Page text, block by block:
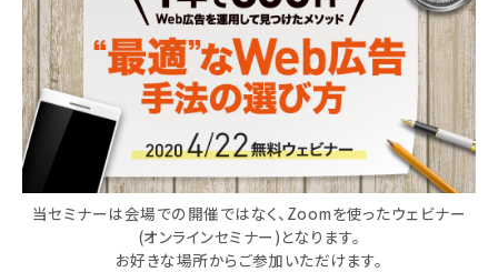
当セミナーは会場での開催ではなく、Zoomを使ったウェビナー
(オンラインセミナー)となります。
お好きな場所からご参加いただけます。